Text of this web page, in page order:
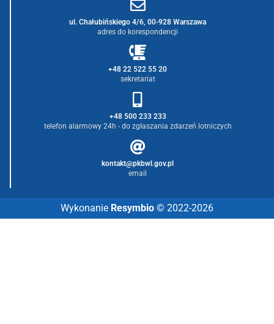
ul. Chałubińskiego 4/6, 00-928 Warszawa
adres do korespondencji
+48 22 522 55 20
sekretariat
+48 500 233 233
telefon alarmowy 24h - do zgłaszania zdarzeń lotniczych
kontakt@pkbwl.gov.pl
email
Wykonanie Resymbio © 2022-2026